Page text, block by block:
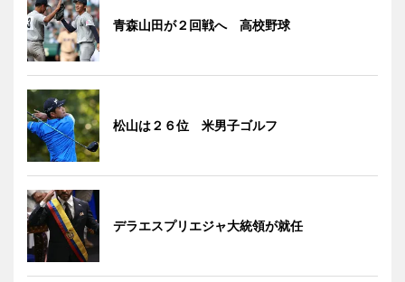
青森山田が２回戦へ 高校野球
松山は２６位 米男子ゴルフ
デラエスプリエジャ大統領が就任